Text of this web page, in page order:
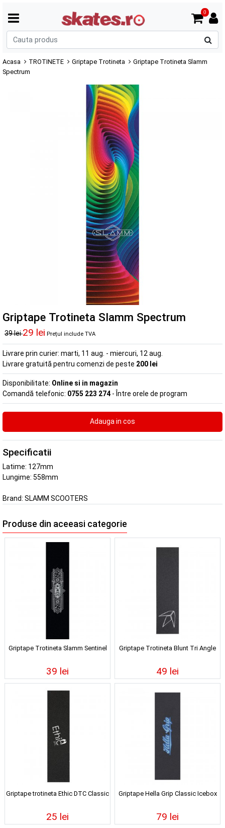
0
Acasa TROTINETE Griptape Trotineta
Griptape Trotineta Slamm
Spectrum
Griptape Trotineta Slamm Spectrum
39 lei29 lei Prețul include TVA
Livrare prin curier: marti, 11 aug. - miercuri, 12 aug.
Livrare gratuită pentru comenzi de peste 200 lei
Disponibilitate: Online si in magazin
Comandă telefonic: 0755 223 274 - Între orele de program
Specificatii
Latime: 127mm
Lungime: 558mm
Brand: SLAMM SCOOTERS
Produse din aceeasi categorie
Griptape Trotineta Slamm Sentinel
39 lei
Griptape Trotineta Blunt Tri Angle
49 lei
Griptape trotineta Ethic DTC Classic
25 lei
Griptape Hella Grip Classic Icebox
79 lei